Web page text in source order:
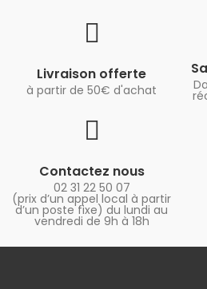
Livraison offerte
à partir de 50€ d'achat
Contactez nous
02 31 22 50 07
(prix d’un appel local à partir
d’un poste fixe) du lundi au
vendredi de 9h à 18h